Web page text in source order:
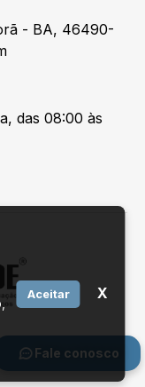
Fale conosco
- BA, 46490-
das 08:00 às
Aceitar X